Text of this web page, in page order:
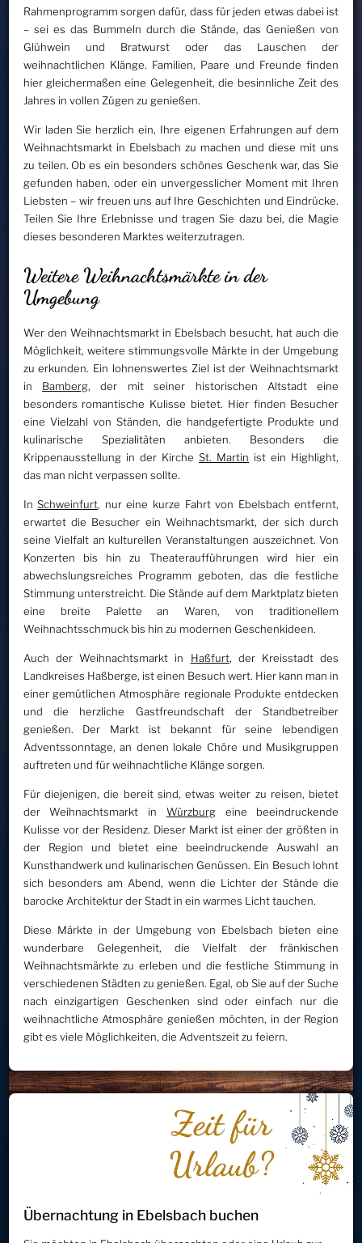
Rahmenprogramm sorgen dafür, dass für jeden etwas dabei ist
– sei es das Bummeln durch die Stände, das Genießen von
Glühwein und Bratwurst oder das Lauschen der
weihnachtlichen Klänge. Familien, Paare und Freunde finden
hier gleichermaßen eine Gelegenheit, die besinnliche Zeit des
Jahres in vollen Zügen zu genießen.
Wir laden Sie herzlich ein, Ihre eigenen Erfahrungen auf dem
Weihnachtsmarkt in Ebelsbach zu machen und diese mit uns
zu teilen. Ob es ein besonders schönes Geschenk war, das Sie
gefunden haben, oder ein unvergesslicher Moment mit Ihren
Liebsten – wir freuen uns auf Ihre Geschichten und Eindrücke.
Teilen Sie Ihre Erlebnisse und tragen Sie dazu bei, die Magie
dieses besonderen Marktes weiterzutragen.
Weitere Weihnachtsmärkte in der
Umgebung
Wer den Weihnachtsmarkt in Ebelsbach besucht, hat auch die
Möglichkeit, weitere stimmungsvolle Märkte in der Umgebung
zu erkunden. Ein lohnenswertes Ziel ist der Weihnachtsmarkt
in Bamberg, der mit seiner historischen Altstadt eine
besonders romantische Kulisse bietet. Hier finden Besucher
eine Vielzahl von Ständen, die handgefertigte Produkte und
kulinarische Spezialitäten anbieten. Besonders die
Krippenausstellung in der Kirche St. Martin ist ein Highlight,
das man nicht verpassen sollte.
InSchweinfurt, nur eine kurze Fahrt von Ebelsbach entfernt,
erwartet die Besucher ein Weihnachtsmarkt, der sich durch
seine Vielfalt an kulturellen Veranstaltungen auszeichnet. Von
Konzerten bis hin zu Theateraufführungen wird hier ein
abwechslungsreiches Programm geboten, das die festliche
Stimmung unterstreicht. Die Stände auf dem Marktplatz bieten
eine breite Palette an Waren, von traditionellem
Weihnachtsschmuck bis hin zu modernen Geschenkideen.
Auch der Weihnachtsmarkt in Haßfurt, der Kreisstadt des
Landkreises Haßberge, ist einen Besuch wert. Hier kann man in
einer gemütlichen Atmosphäre regionale Produkte entdecken
und die herzliche Gastfreundschaft der Standbetreiber
genießen. Der Markt ist bekannt für seine lebendigen
Adventssonntage, an denen lokale Chöre und Musikgruppen
auftreten und für weihnachtliche Klänge sorgen.
Für diejenigen, die bereit sind, etwas weiter zu reisen, bietet
der Weihnachtsmarkt in Würzburgeine beeindruckende
Kulisse vor der Residenz. Dieser Markt ist einer der größten in
der Region und bietet eine beeindruckende Auswahl an
Kunsthandwerk und kulinarischen Genüssen. Ein Besuch lohnt
sich besonders am Abend, wenn die Lichter der Stände die
barocke Architektur der Stadt in ein warmes Licht tauchen.
Diese Märkte in der Umgebung von Ebelsbach bieten eine
wunderbare Gelegenheit, die Vielfalt der fränkischen
Weihnachtsmärkte zu erleben und die festliche Stimmung in
verschiedenen Städten zu genießen. Egal, ob Sie auf der Suche
nach einzigartigen Geschenken sind oder einfach nur die
weihnachtliche Atmosphäre genießen möchten, in der Region
gibt es viele Möglichkeiten, die Adventszeit zu feiern.
Übernachtung in Ebelsbach buchen